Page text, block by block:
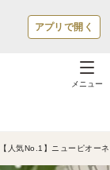
アプリで開く
メニュー
【人気No.1】ニューピオー